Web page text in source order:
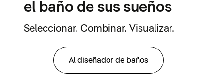
el baño de sus sueños
Seleccionar. Combinar. Visualizar.
Al diseñador de baños